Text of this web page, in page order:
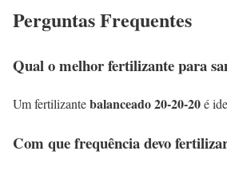
Perguntas Frequentes
Qual o melhor fertilizante para
Um fertilizantebalanceado 20-20-20é
Com que frequência devo